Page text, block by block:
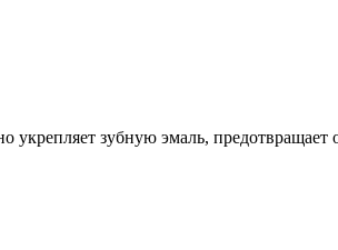
зубную эмаль, предотвращает